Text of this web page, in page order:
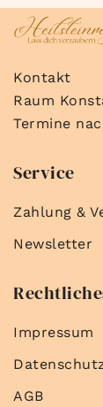
Kontakt
Raum
Termine
Service
Zahlung &
Newsletter
Impressum
AGB